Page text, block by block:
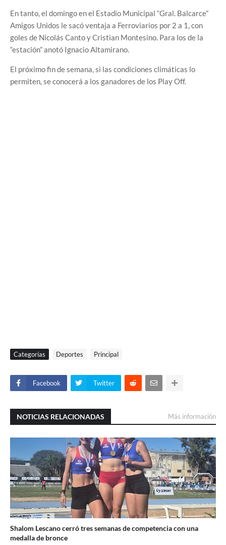
En tanto, el domingo en el Estadio Municipal “Gral. Balcarce”
Amigos Unidos le sacó ventaja a Ferroviarios por 2 a 1, con
goles de Nicolás Canto y Cristian Montesino. Para los de la
“estación” anotó Ignacio Altamirano.
El próximo fin de semana, si las condiciones climáticas lo
permiten, se conocerá a los ganadores de los Play Off.
Categorías Deportes Principal
Facebook Twitter
NOTICIAS RELACIONADAS Más información
Shalom Lescano cerró tres semanas de competencia con una
medalla de bronce